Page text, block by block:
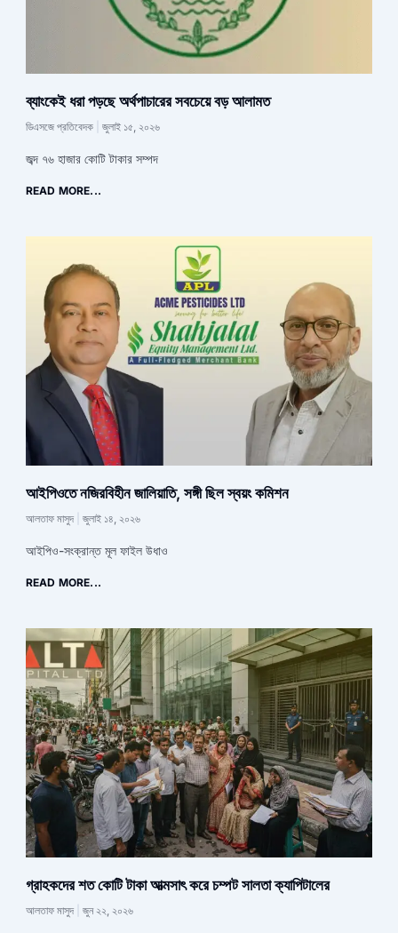
ব্যাংকেই ধরা পড়ছে অর্থপাচারের সবচেয়ে বড় আলামত
ডিএসজে প্রতিবেদক জুলাই ১৫, ২০২৬
জব্দ ৭৬ হাজার কোটি টাকার সম্পদ
READ MORE...
আইপিওতে নজিরবিহীন জালিয়াতি, সঙ্গী ছিল স্বয়ং কমিশন
আলতাফ মাসুদ জুলাই ১৪, ২০২৬
আইপিও-সংক্রান্ত মূল ফাইল উধাও
READ MORE...
গ্রাহকদের শত কোটি টাকা আত্মসাৎ করে চম্পট সালতা ক্যাপিটালের
আলতাফ মাসুদ জুন ২২, ২০২৬